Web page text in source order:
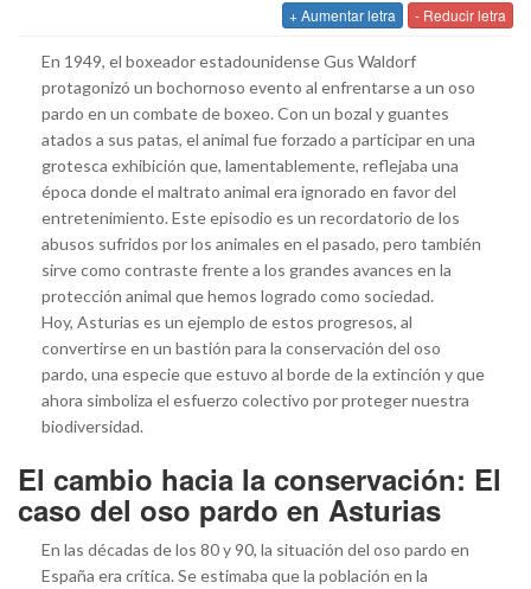
+ Aumentar letra - Reducir letra
En 1949, el boxeador estadounidense Gus Waldorf
protagonizó un bochornoso evento al enfrentarse a un oso
pardo en un combate de boxeo. Con un bozal y guantes
atados a sus patas, el animal fue forzado a participar en una
grotesca exhibición que, lamentablemente, reflejaba una
época donde el maltrato animal era ignorado en favor del
entretenimiento. Este episodio es un recordatorio de los
abusos sufridos por los animales en el pasado, pero también
sirve como contraste frente a los grandes avances en la
protección animal que hemos logrado como sociedad.
Hoy, Asturias es un ejemplo de estos progresos, al
convertirse en un bastión para la conservación del oso
pardo, una especie que estuvo al borde de la extinción y que
ahora simboliza el esfuerzo colectivo por proteger nuestra
biodiversidad.
El cambio hacia la conservación: El
caso del oso pardo en Asturias
En las décadas de los 80 y 90, la situación del oso pardo en
España era crítica. Se estimaba que la población en la